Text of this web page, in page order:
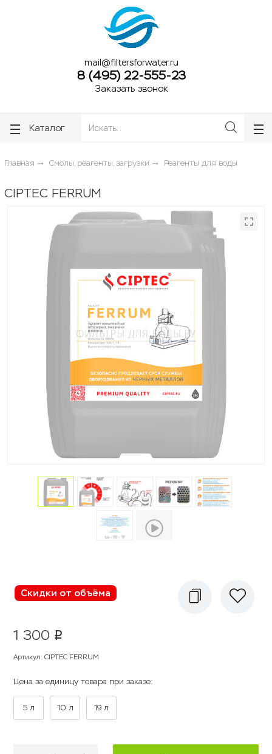
mail@filtersforwater.ru
8 (495) 22-555-23
Заказать звонок
Каталог
Главная Смолы, реагенты, загрузки Реагенты для воды
CIPTEC FERRUM
Скидки от объёма
1 300 p
Артикул: CIPTEC FERRUM
Цена за единицу товара при заказе:
5 л 10 л 19 л